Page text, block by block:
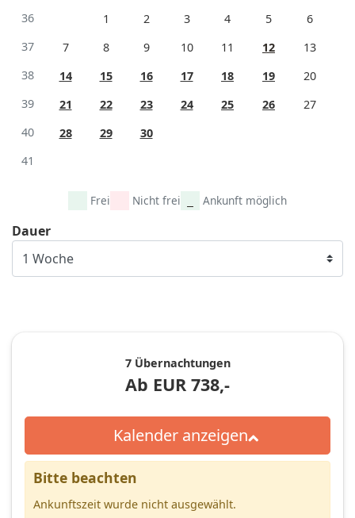
36
1 2 3 4 5
6
37
7 8 9 10 11 12
13
38
14 15 16 17 18 19
20
39
21 22 23 24 25 26
27
40
28 29
30
41
Frei Nicht frei Ankunft möglich
Dauer
7 Übernachtungen
Ab EUR 738,-
Kalender anzeigen
Bitte beachten
Ankunftszeit wurde nicht ausgewählt.